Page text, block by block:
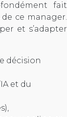
fait
ce manager.
et s’adapter
décision
et du